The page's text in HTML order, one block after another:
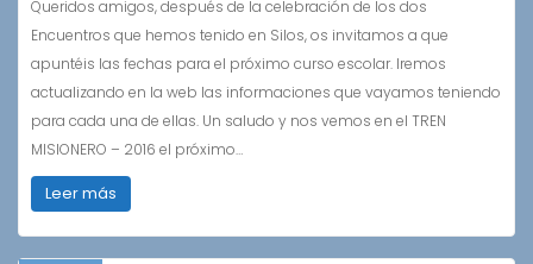
Queridos amigos, después de la celebración de los dos
Encuentros que hemos tenido en Silos, os invitamos a que
apuntéis las fechas para el próximo curso escolar. Iremos
actualizando en la web las informaciones que vayamos teniendo
para cada una de ellas. Un saludo y nos vemos en el TREN
MISIONERO – 2016 el próximo…
Leer más